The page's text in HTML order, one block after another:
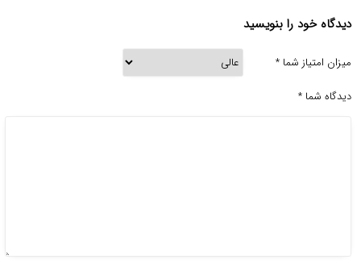
دیدگاه خود را بنویسید
میزان امتیاز شما *
دیدگاه شما *